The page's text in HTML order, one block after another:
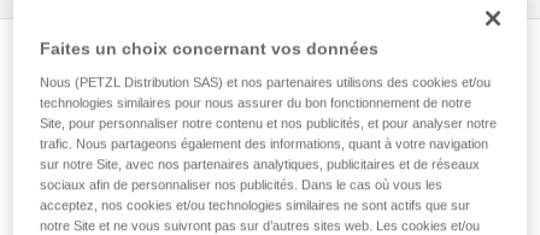
Usages et performances du RIG
Faites un choix concernant vos données
Nous (PETZL Distribution SAS) et nos partenaires utilisons des cookies et/ou
technologies similaires pour nous assurer du bon fonctionnement de notre
Site, pour personnaliser notre contenu et nos publicités, et pour analyser notre
trafic. Nous partageons également des informations, quant à votre navigation
sur notre Site, avec nos partenaires analytiques, publicitaires et de réseaux
sociaux afin de personnaliser nos publicités. Dans le cas où vous les
acceptez, nos cookies et/ou technologies similaires ne sont actifs que sur
notre Site et ne vous suivront pas sur d’autres sites web. Les cookies et/ou